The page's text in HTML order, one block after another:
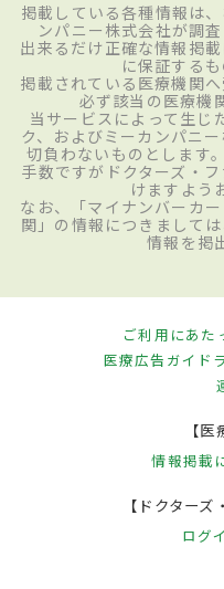
掲載している各種情報は
ンパニー株式会社が調
出来るだけ正確な情報掲
に保証する
掲載されている医療機関
必ず該当の医療機
当サービスによって生じ
ク、およびミーカンパニ
切負わないものとします
手数ですがドクターズ・
けますよう
なお、「マイナンバーカ
関」の情報につきまして
情報を掲
ご利用にあた
医療広告ガイド
【
情報掲載
【ドクターズ
ログ